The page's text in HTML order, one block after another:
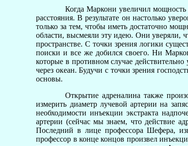
Когда Маркони увеличил мощность
расстояния. В результате он настолько
только за тем, чтобы иметь достаточно
области, высмеяли эту идею. Они уверяли,
пространстве. С точки зрения логики
поиски и все же добился своего. Ни
которые в противном случае
через океан. Будучи с точки зрения
основы.
Открытие адреналина также
измерить диаметр лучевой артерии на
необходимости инъекции экстракта
артерии (сейчас мы знаем, что действие
Последний в лице профессора Шефера,
профессор в конце концов произвел